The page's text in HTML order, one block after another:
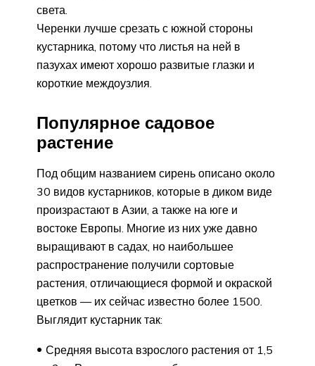
света.
Черенки лучше срезать с южной стороны
кустарника, потому что листья на ней в
пазухах имеют хорошо развитые глазки и
короткие междоузлия.
Популярное садовое
растение
Под общим названием сирень описано около
30 видов кустарников, которые в диком виде
произрастают в Азии, а также на юге и
востоке Европы. Многие из них уже давно
выращивают в садах, но наибольшее
распространение получили сортовые
растения, отличающиеся формой и окраской
цветков — их сейчас известно более 1500.
Выглядит кустарник так:
Средняя высота взрослого растения от 1,5